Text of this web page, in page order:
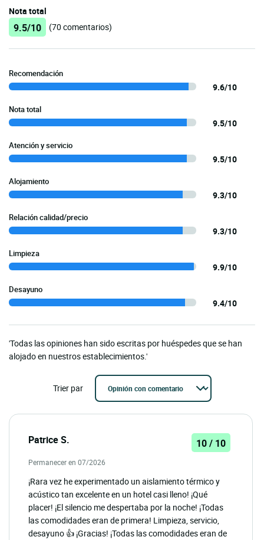
Nota total
9.5/10 (70 comentarios)
Recomendación
9.6/10
Nota total
9.5/10
Atención y servicio
9.5/10
Alojamiento
9.3/10
Relación calidad/precio
9.3/10
Limpieza
9.9/10
Desayuno
9.4/10
'Todas las opiniones han sido escritas por huéspedes que se han
alojado en nuestros establecimientos.'
Trier par
Patrice S. 10 / 10
Permanecer en 07/2026
¡Rara vez he experimentado un aislamiento térmico y
acústico tan excelente en un hotel casi lleno! ¡Qué
placer! ¡El silencio me despertaba por la noche! ¡Todas
las comodidades eran de primera! Limpieza, servicio,
desayuno 👍 ¡Gracias! ¡Todas las comodidades eran de